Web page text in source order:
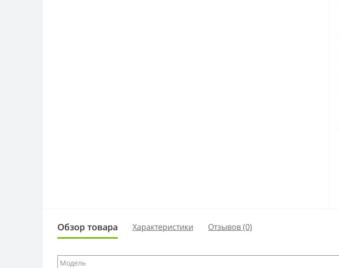
Обзор товара Характеристики Отзывов (0)
Модель